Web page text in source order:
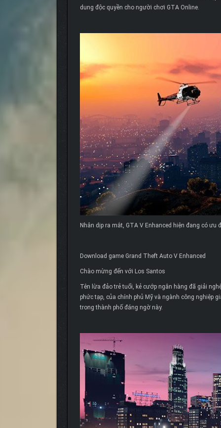
dung độc quyền cho người chơi GTA Online.
Nhân dịp ra mắt, GTA V Enhanced hiện đang có
Download game Grand Theft Auto V Enhanced
Chào mừng đến với Los Santos
Tên lừa đảo trẻ tuổi, kẻ cướp ngân hàng đã giải
phức tạp, của chính phủ Mỹ và ngành công nghiệp
trong thành phố đáng ngờ này.